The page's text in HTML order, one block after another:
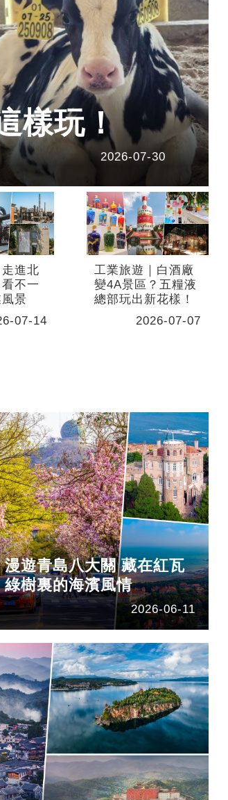
樣玩！
2026-07-30
進北
不一
景
07-14
工業旅遊｜白酒廠
變4A景區？五糧液
總部玩出新花樣！
2026-07-07
漫遊青島八大關 藏在紅瓦
綠樹裏的海濱風情
2026-06-11